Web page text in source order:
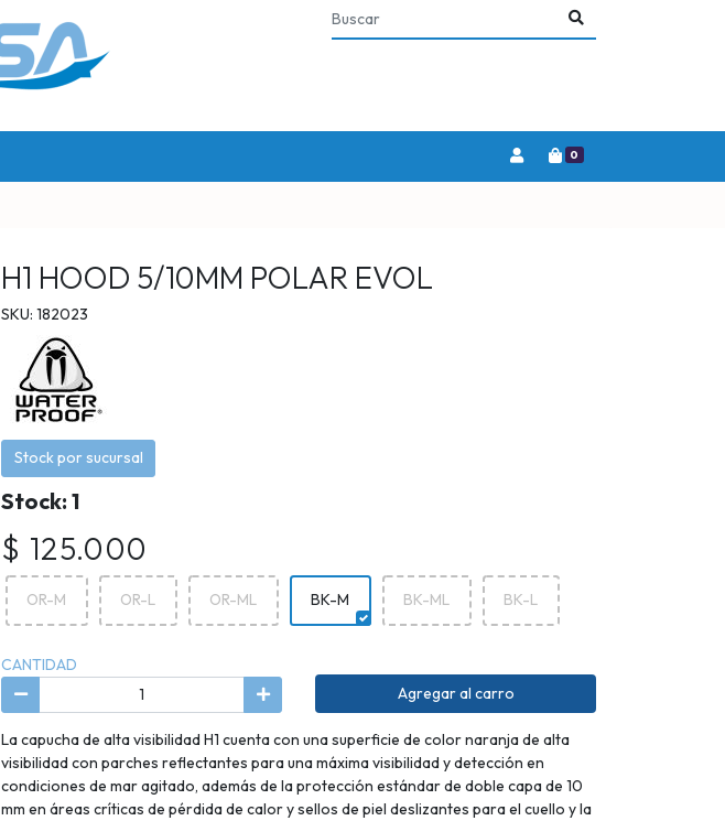
0
H1 HOOD 5/10MM POLAR EVOL
SKU: 182023
Stock por sucursal
Stock: 1
$ 125.000
OR-M OR-L OR-ML BK-M BK-ML BK-L
CANTIDAD
Agregar al carro
La capucha de alta visibilidad H1 cuenta con una superficie de color naranja de alta
visibilidad con parches reflectantes para una máxima visibilidad y detección en
condiciones de mar agitado, además de la protección estándar de doble capa de 10
mm en áreas críticas de pérdida de calor y sellos de piel deslizantes para el cuello y la